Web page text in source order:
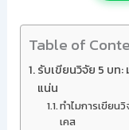
Table of
รับเขียนวิจัย 5 บท
แน่น
ทำไมการเขีย
เคส